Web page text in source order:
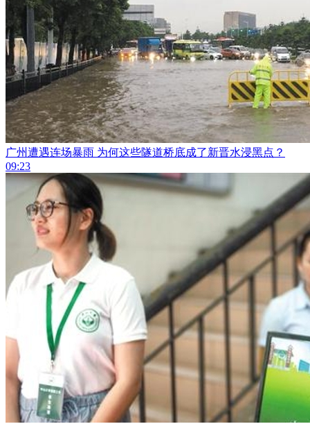
广州遭遇连场暴雨 为何这些隧道桥底成了新晋水浸黑点？
09:23